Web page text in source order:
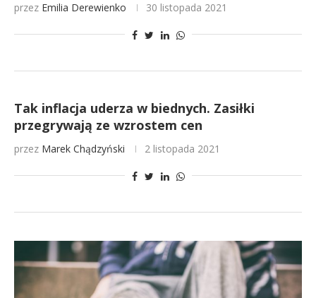
przez Emilia Derewienko 30 listopada 2021
Tak inflacja uderza w biednych. Zasiłki
przegrywają ze wzrostem cen
przez Marek Chądzyński 2 listopada 2021